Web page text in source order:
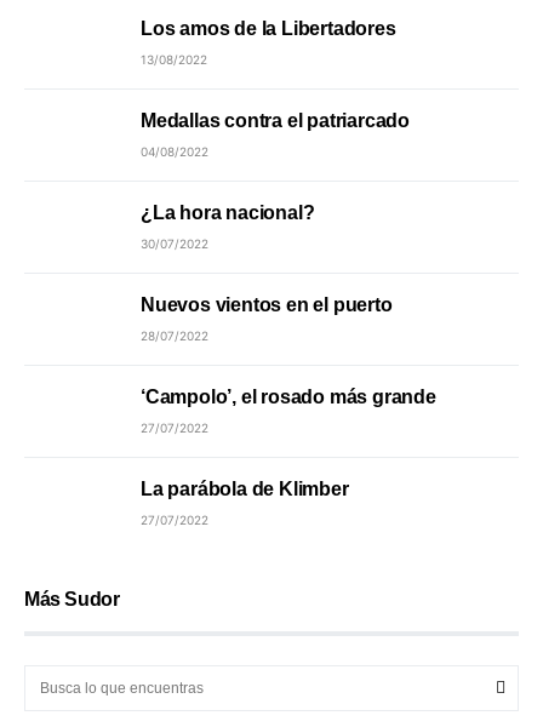
Los amos de la Libertadores
13/08/2022
Medallas contra el patriarcado
04/08/2022
¿La hora nacional?
30/07/2022
Nuevos vientos en el puerto
28/07/2022
‘Campolo’, el rosado más grande
27/07/2022
La parábola de Klimber
27/07/2022
Más Sudor